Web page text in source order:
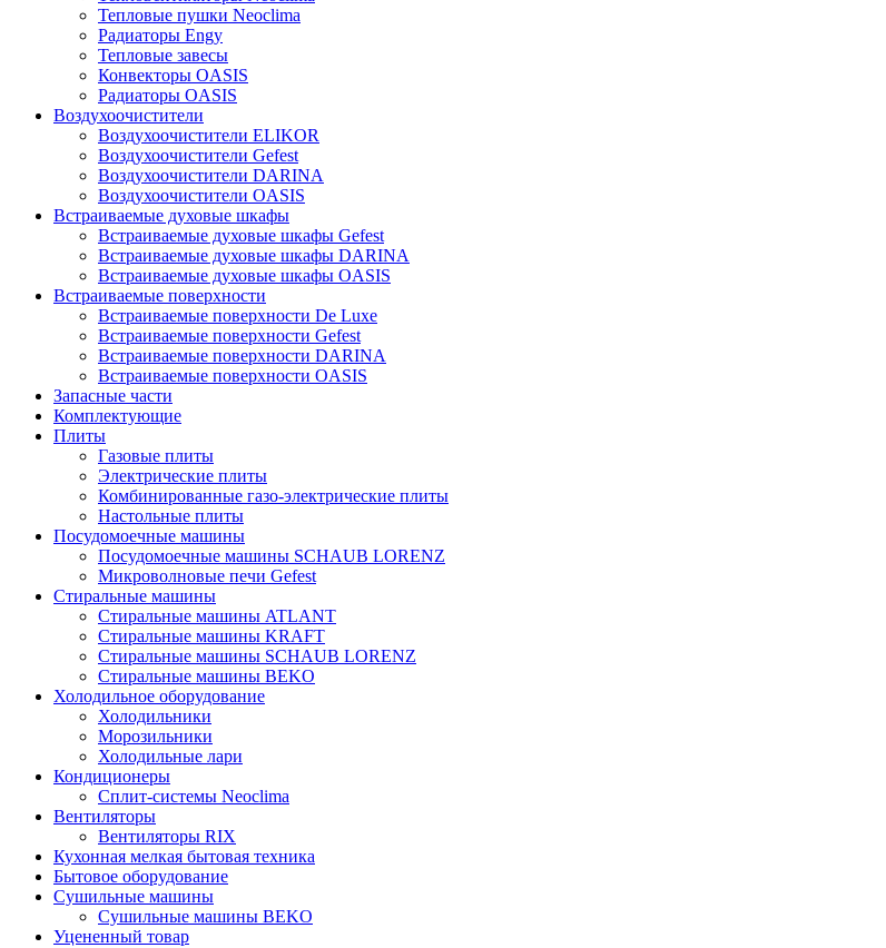
Тепловые пушки Neoclima
Радиаторы Engy
Тепловые завесы
Конвекторы OASIS
Радиаторы OASIS
Воздухоочистители
Воздухоочистители ELIKOR
Воздухоочистители Gefest
Воздухоочистители DARINA
Воздухоочистители OASIS
Встраиваемые духовые шкафы
Встраиваемые духовые шкафы Gefest
Встраиваемые духовые шкафы DARINA
Встраиваемые духовые шкафы OASIS
Встраиваемые поверхности
Встраиваемые поверхности De Luxe
Встраиваемые поверхности Gefest
Встраиваемые поверхности DARINA
Встраиваемые поверхности OASIS
Запасные части
Комплектующие
Плиты
Газовые плиты
Электрические плиты
Комбинированные газо-электрические плиты
Настольные плиты
Посудомоечные машины
Посудомоечные машины SCHAUB LORENZ
Микроволновые печи Gefest
Стиральные машины
Стиральные машины ATLANT
Стиральные машины KRAFT
Стиральные машины SCHAUB LORENZ
Стиральные машины BEKO
Холодильное оборудование
Холодильники
Морозильники
Холодильные лари
Кондиционеры
Сплит-системы Neoclima
Вентиляторы
Вентиляторы RIX
Кухонная мелкая бытовая техника
Бытовое оборудование
Сушильные машины
Сушильные машины BEKO
Уцененный товар